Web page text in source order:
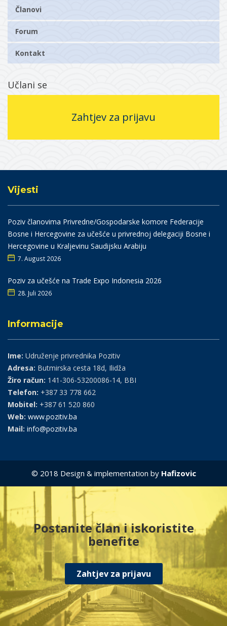
Članovi
Forum
Kontakt
Učlani se
Zahtjev za prijavu
Vijesti
Poziv članovima Privredne/Gospodarske komore Federacije
Bosne i Hercegovine za učešće u privrednoj delegaciji Bosne i
Hercegovine u Kraljevinu Saudijsku Arabiju
7. August 2026
Poziv za učešće na Trade Expo Indonesia 2026
28. Juli 2026
Informacije
Ime: Udruženje privrednika Pozitiv
Adresa: Butmirska cesta 18d, Ilidža
Žiro račun: 141-306-53200086-14, BBI
Telefon: +387 33 778 662
Mobitel: +387 61 520 860
Web: www.pozitiv.ba
Mail: info@pozitiv.ba
© 2018 Design & implementation by Hafizovic
Postanite član i iskoristite
benefite
Zahtjev za prijavu